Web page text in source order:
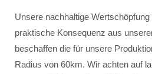
Unsere nachhaltige
praktische Konsequenz aus
beschaffen die für unsere
Radius von 60km. Wir achten auf